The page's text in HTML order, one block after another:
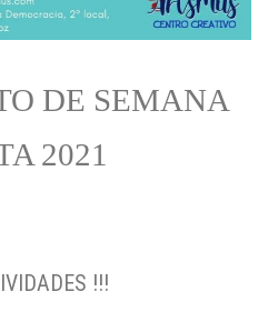
DE SEMANA
2021
!!!